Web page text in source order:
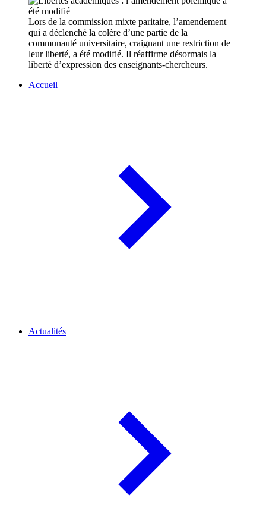
Lors de la commission mixte paritaire, l’amendement
qui a déclenché la colère d’une partie de la
communauté universitaire, craignant une restriction de
leur liberté, a été modifié. Il réaffirme désormais la
liberté d’expression des enseignants-chercheurs.
Accueil
Actualités